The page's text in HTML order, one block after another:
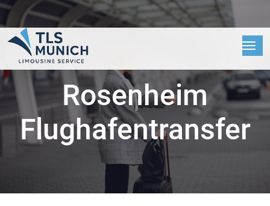
Rosenheim
Flughafentransfer